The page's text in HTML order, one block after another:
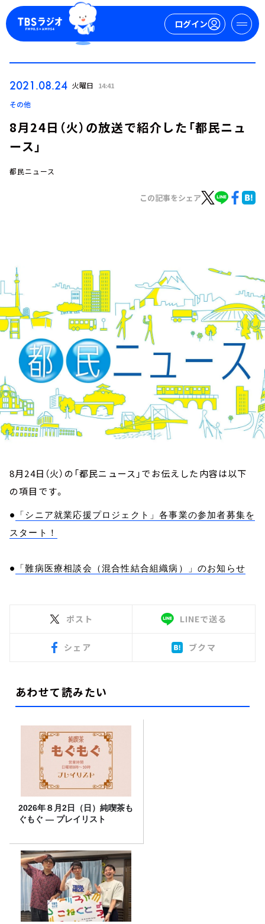
ログイン
イベント・グッズ
YouTube
会社情報
2021.08.24 火曜日 14:41
その他
8月24日（火）の放送で紹介した「都民ニュ
ース」
都民ニュース
この記事をシェア
8月24日（火）の「都民ニュース」でお伝えした内容は以下
の項目です。
●
「シニア就業応援プロジェクト」各事業の参加者募集を
スタート！
● 「難病医療相談会（混合性結合組織病）」のお知らせ
ポスト LINEで送る
シェア ブクマ
あわせて読みたい
2026年８月2日（日）純喫茶も
ぐもぐ ― プレイリスト